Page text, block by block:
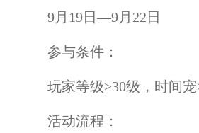
9月19日—9月22日
参与条件：
玩家等级≥30级，时间宠
活动流程：